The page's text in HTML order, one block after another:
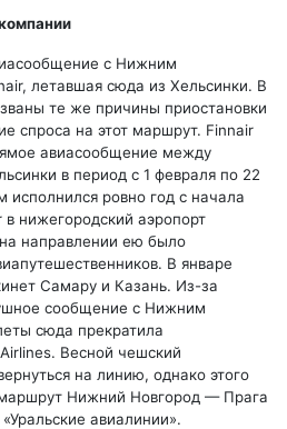
с Нижним
летавшая сюда из Хельсинки. В
те же причины приостановки
спроса на этот маршрут. Finnair
авиасообщение между
в период с 1 февраля по 22
ровно год с начала
нижегородский аэропорт
направлении ею было
В январе
Самару и Казань. Из-за
сообщение с Нижним
сюда прекратила
Весной чешский
на линию, однако этого
Нижний Новгород — Прага
авиалинии».